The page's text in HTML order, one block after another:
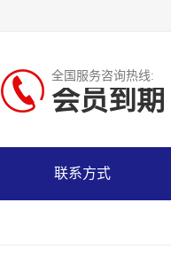
全国服务咨询热线:
会员到期
联系方式